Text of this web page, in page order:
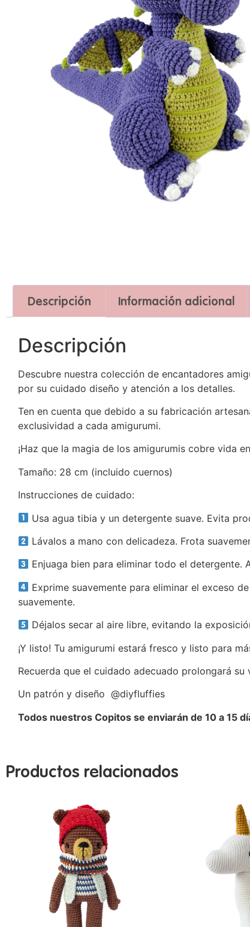
Descripción Información adicional
Descripción
Descubre nuestra colección de encantadores
por su cuidado diseño y atención a los detalles.
Ten en cuenta que debido a su fabricación
exclusividad a cada amigurumi.
¡Haz que la magia de los amigurumis cobre vida
Tamaño: 28 cm (incluido cuernos)
Instrucciones de cuidado:
Usa agua tibia y un detergente suave. Evita
Lávalos a mano con delicadeza. Frota
Enjuaga bien para eliminar todo el detergente.
Exprime suavemente para eliminar el exceso
suavemente.
Déjalos secar al aire libre, evitando la
¡Y listo! Tu amigurumi estará fresco y listo para
Recuerda que el cuidado adecuado prolongará
Un patrón y diseño @diyfluffies
Todos nuestros Copitos se enviarán de 10 a 15
Productos relacionados